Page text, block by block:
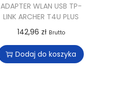
ADAPTER WLAN USB TP-
LINK ARCHER T4U PLUS
142,96 zł Brutto
Dodaj do koszyka